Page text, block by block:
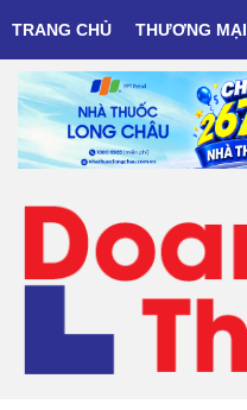
TRANG CHỦ THƯƠNG MẠI